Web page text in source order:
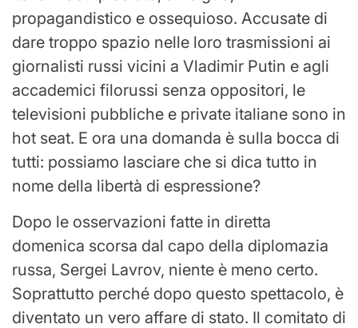
propagandistico e ossequioso. Accusate di
dare troppo spazio nelle loro trasmissioni ai
giornalisti russi vicini a Vladimir Putin e agli
accademici filorussi senza oppositori, le
televisioni pubbliche e private italiane sono in
hot seat. E ora una domanda è sulla bocca di
tutti: possiamo lasciare che si dica tutto in
nome della libertà di espressione?
Dopo le osservazioni fatte in diretta
domenica scorsa dal capo della diplomazia
russa, Sergei Lavrov, niente è meno certo.
Soprattutto perché dopo questo spettacolo, è
diventato un vero affare di stato. Il comitato di